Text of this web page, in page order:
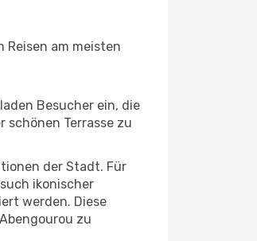
Reisen am meisten
Besucher ein, die
Terrasse zu
der Stadt. Für
ikonischer
werden. Diese
zu